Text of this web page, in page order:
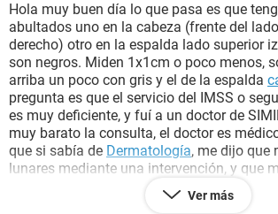
BIENESTAR
SEXUALIDAD
GLOSARIO
Hola muy buen día lo que pasa es que
abultados uno en la cabeza (frente del
derecho) otro en la espalda lado superior
son negros. Miden 1x1cm o poco menos,
arriba un poco con gris y el de la espalda
pregunta es que el servicio del IMSS o
es muy deficiente, y fuí a un doctor de
muy barato la consulta, el doctor es
que si sabía de Dermatología, me dijo que
lunares mediante una intervención, y que
que los lleve a estudiar a un laboratorio (
Ver más